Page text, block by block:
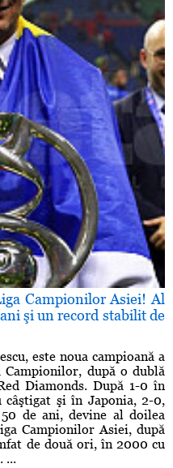
Campionilor Asiei! Al
şi un record stabilit de
este noua campioană a
după o dublă
Diamonds. După 1-0 în
şi în Japonia, 2-0,
50 de ani, devine al doilea
Campionilor Asiei, după
de două ori, în 2000 cu
...